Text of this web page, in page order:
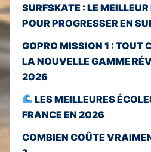
SURFSKATE : LE
POUR PROGRESSER EN
GOPRO MISSION 1 : TOUT
LA NOUVELLE GAMME
2026
LES MEILLEURES
FRANCE EN 2026
COMBIEN COÛTE